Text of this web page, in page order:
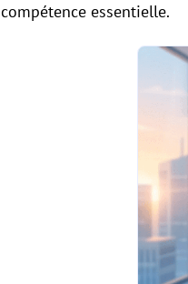
compétence essentielle.